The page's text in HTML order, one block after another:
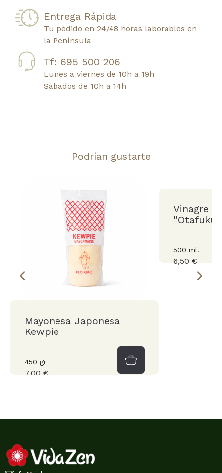
Entrega Rápida
Tu pedido en 24/48 horas laborables en
la Península
Tf: 695 500 206
Lunes a viernes de 10h a 19h
Sábados de 10h a 14h
Podrían gustarte
Mayonesa Japonesa
Kewpie
450 gr
7,00 €
Vinagre
"Otafuku"
500 ml.
6,50 €